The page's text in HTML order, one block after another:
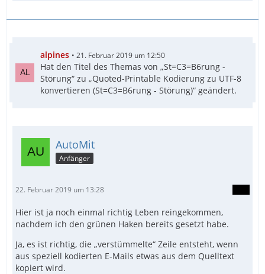
alpines 21. Februar 2019 um 12:50
Hat den Titel des Themas von „St=C3=B6rung -
Störung“ zu „Quoted-Printable Kodierung zu UTF-8
konvertieren (St=C3=B6rung - Störung)“ geändert.
AutoMit
Anfänger
22. Februar 2019 um 13:28
Hier ist ja noch einmal richtig Leben reingekommen,
nachdem ich den grünen Haken bereits gesetzt habe.
Ja, es ist richtig, die „verstümmelte“ Zeile entsteht, wenn
aus speziell kodierten E-Mails etwas aus dem Quelltext
kopiert wird.